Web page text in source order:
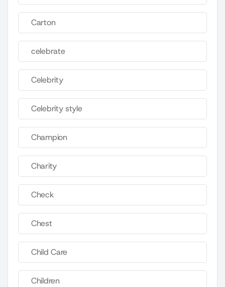
Carton
celebrate
Celebrity
Celebrity style
Champion
Charity
Check
Chest
Child Care
Children